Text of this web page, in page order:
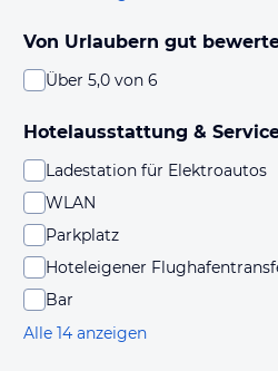
Von Urlaubern gut
Über 5,0 von 6
Hotelausstattung &
Ladestation für Elektroautos
WLAN
Parkplatz
Hoteleigener
Bar
Alle 14 anzeigen